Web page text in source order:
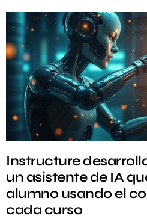
Instructure
un asistente de IA
alumno usando el
cada curso